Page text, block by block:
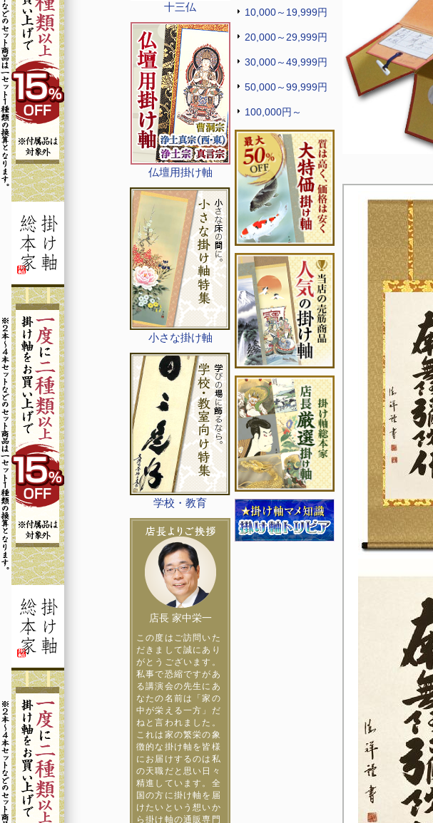
十三仏
仏壇用掛け軸
小さな掛け軸
学校・教育
店長 家中栄一
この度はご訪問いた
だきまして誠にあり
がとうございます。
私事で恐縮ですがあ
る講演会の先生にあ
なたの名前は「家の
中が栄える一方」だ
ねと言われました。
これは家の繁栄の象
徴的な掛け軸を皆様
にお届けするのは私
の天職だと思い日々
精進しています。全
国の方に掛け軸を届
けたいという想いか
ら掛け軸の通販専門
10,000～19,999円
20,000～29,999円
30,000～49,999円
50,000～99,999円
100,000円～